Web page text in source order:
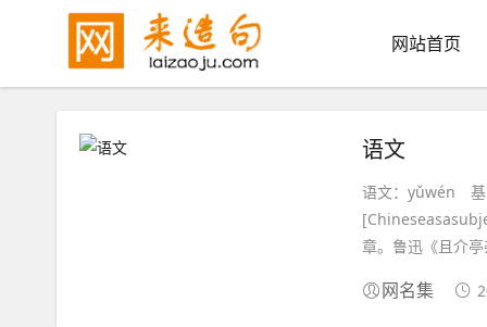
网站首页
语文
语文：yǔwén 基
章。鲁迅《且介
网名集